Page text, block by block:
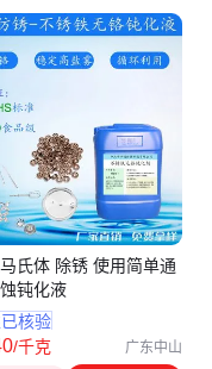
氏体 除锈 使用简单通
钝化液
核验
/千克 广东中山